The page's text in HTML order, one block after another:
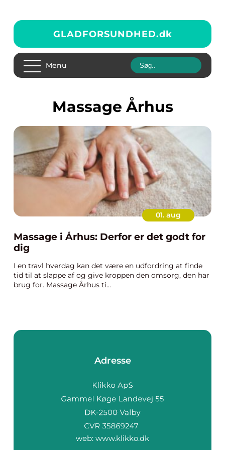
GLADFORSUNDHED.dk
Menu
Massage Århus
01. aug
Massage i Århus: Derfor er det godt for
dig
I en travl hverdag kan det være en udfordring at finde
tid til at slappe af og give kroppen den omsorg, den har
brug for. Massage Århus ti...
Adresse
web: www.klikko.dk